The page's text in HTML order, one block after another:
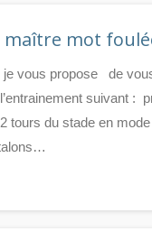
maître mot
​je vous propose de
suivant :
tours du stade en